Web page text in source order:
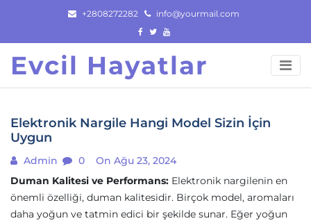
content
+2808272282 info@yourmail.com
Evcil Hayatlar
Elektronik Nargile Hangi Model Sizin İçin
Uygun
Admin 0
On Ağu 23, 2024
Duman Kalitesi ve Performans: Elektronik nargilenin en
önemli özelliği, duman kalitesidir. Birçok model, aromaları
daha yoğun ve tatmin edici bir şekilde sunar. Eğer yoğun